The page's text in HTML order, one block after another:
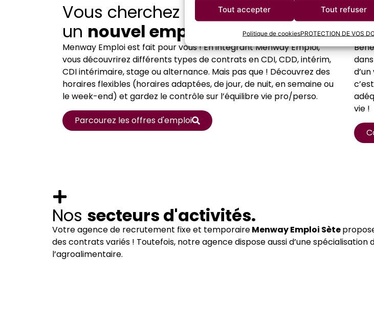
Tout accepter Tout refuser
Politique de cookiesPROTECTION DE VOS
Vous cherchez
un nouvel emploi
Menway Emploi est fait pour vous ! En intégrant Menway Emploi,
vous découvrirez différents types de contrats en CDI, CDD, intérim,
CDI intérimaire, stage ou alternance. Mais pas que ! Découvrez des
horaires flexibles (horaires adaptées, de jour, de nuit, en semaine ou
le week-end) et gardez le contrôle sur l’équilibre vie pro/perso.
Parcourez les offres d'emploi
vie !
Nos secteurs d'activités.
Votre agence de recrutement fixe et temporaireMenway Emploi Sète
des contrats variés ! Toutefois, notre agence dispose aussi d’une
l’agroalimentaire.